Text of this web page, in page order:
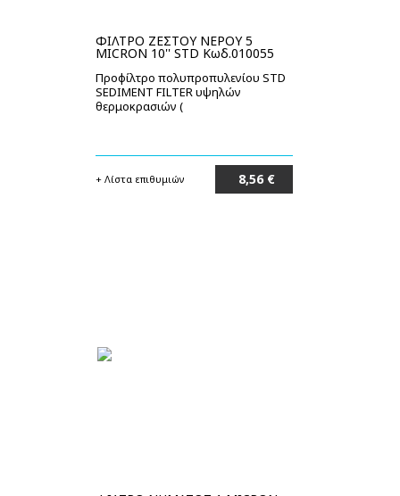
ΦΙΛΤΡΟ ΖΕΣΤΟΥ ΝΕΡΟΥ 5
MICRON 10'' STD Κωδ.010055
Προφίλτρο πολυπροπυλενίου STD
SEDIMENT FILTER υψηλών
θερμοκρασιών (
+ Λίστα επιθυμιών 8,56 €